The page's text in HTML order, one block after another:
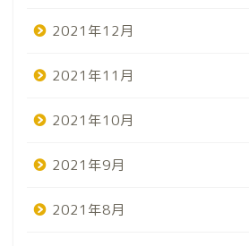
2021年12月
2021年11月
2021年10月
2021年9月
2021年8月